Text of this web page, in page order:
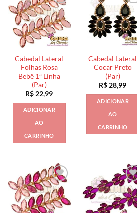
Cabedal Lateral
Folhas Rosa
Bebê 1ª Linha
(Par)
R$ 22,99
ADICIONAR
AO
CARRINHO
Cabedal Lateral
Cocar Preto
(Par)
R$ 28,99
ADICIONAR
AO
CARRINHO